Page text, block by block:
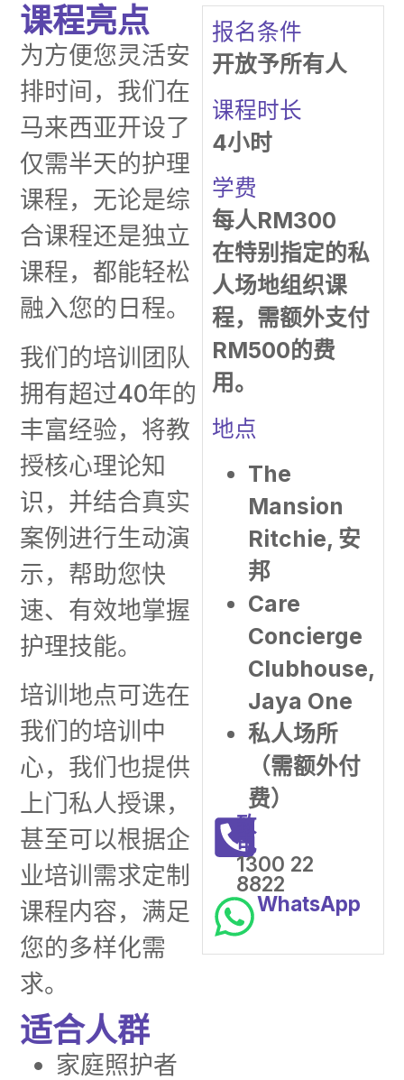
课程亮点
为方便您灵活安
排时间，我们在
马来西亚开设了
仅需半天的护理
课程，无论是综
合课程还是独立
课程，都能轻松
融入您的日程。
我们的培训团队
拥有超过40年的
丰富经验，将教
授核心理论知
识，并结合真实
案例进行生动演
示，帮助您快
速、有效地掌握
护理技能。
培训地点可选在
我们的培训中
心，我们也提供
上门私人授课，
甚至可以根据企
业培训需求定制
课程内容，满足
您的多样化需
求。
适合人群
家庭照护者
报名条件
开放予所有人
课程时长
4小时
学费
每人RM300
在特别指定的私
人场地组织课
程，需额外支付
RM500的费
用。
地点
The
Mansion
Ritchie, 安
邦
Care
Concierge
Clubhouse,
Jaya One
私人场所
（需额外付
费）
致
电
1300 22
8822
WhatsApp